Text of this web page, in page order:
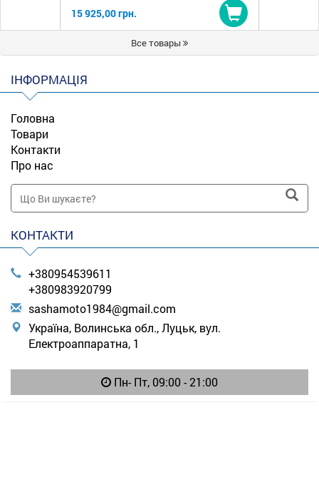
15 925,00 грн.
Купити
Все товары
ІНФОРМАЦІЯ
Головна
Товари
Контакти
Про нас
КОНТАКТИ
+380954539611
+380983920799
sashamoto1984@gmail.com
Україна, Волинська обл., Луцьк, вул.
Електроаппаратна, 1
Пн- Пт, 09:00 - 21:00